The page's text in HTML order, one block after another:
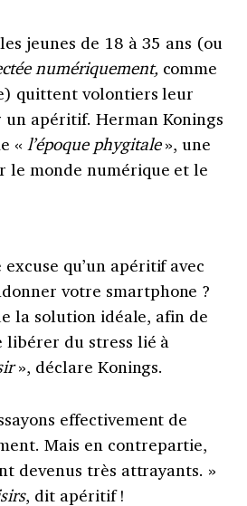
jeunes de 18 à 35 ans (ou
numériquement, comme
quittent volontiers leur
apéritif. Herman Konings
«l’époque phygitale», une
le monde numérique et le
qu’un apéritif avec
votre smartphone ?
la solution idéale, afin de
libérer du stress lié à
», déclare Konings.
effectivement de
Mais en contrepartie,
devenus très attrayants. »
, dit apéritif !